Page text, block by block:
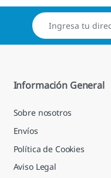
Información General
Sobre nosotros
Envíos
Política de Cookies
Aviso Legal